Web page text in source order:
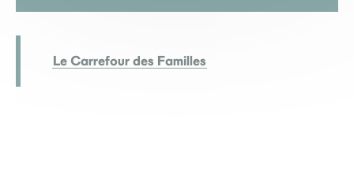
Le Carrefour des Familles